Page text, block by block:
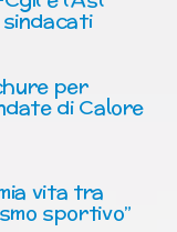
per
di Calore
vita tra
sportivo”